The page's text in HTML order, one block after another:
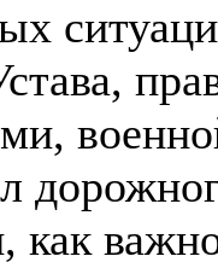
как